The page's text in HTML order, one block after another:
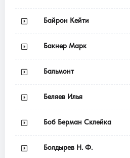
Байрон Кейти
Бакнер Марк
Бальмонт
Беляев Илья
Боб Берман Склейка
Болдырев Н. Ф.